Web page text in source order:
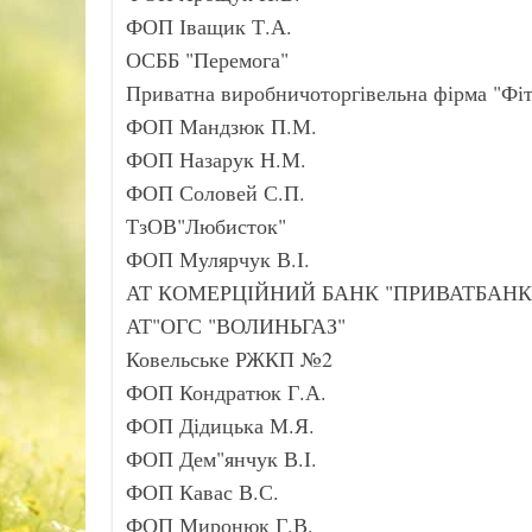
ФОП Іващик Т.А.
ОСББ "Перемога"
Приватна виробничоторгівельна фірма
ФОП Мандзюк П.М.
ФОП Назарук Н.М.
ФОП Соловей С.П.
ТзОВ"Любисток"
ФОП Мулярчук В.І.
АТ КОМЕРЦІЙНИЙ БАНК
АТ"ОГС "ВОЛИНЬГАЗ"
Ковельське РЖКП №2
ФОП Кондратюк Г.А.
ФОП Дідицька М.Я.
ФОП Дем"янчук В.І.
ФОП Кавас В.С.
ФОП Миронюк Г.В.